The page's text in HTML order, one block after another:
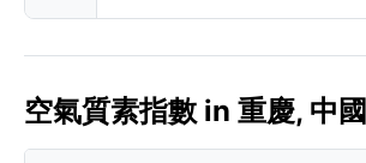
空氣質素指數 in 重慶,